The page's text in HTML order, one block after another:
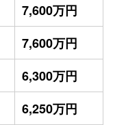
7,600万円
7,600万円
6,300万円
6,250万円